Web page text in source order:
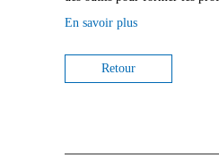
En savoir plus
Retour